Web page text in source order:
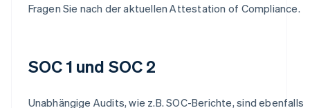
Fragen Sie nach der aktuellen Attestation of Compliance.
SOC 1 und SOC 2
Unabhängige Audits, wie z.B. SOC-Berichte, sind ebenfalls